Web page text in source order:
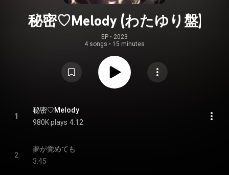
秘密♡Melody (わたゆり盤)
EP • 2023
4 songs • 15 minutes
1
秘密♡Melody
980K plays 4:12
2
夢が覚めても
3:45